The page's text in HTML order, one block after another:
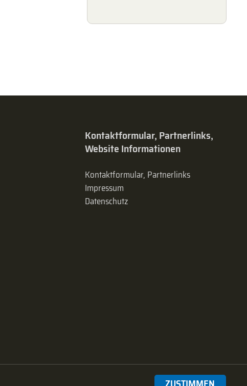
Kontaktformular, Partnerlinks,
Website Informationen
Kontaktformular, Partnerlinks
Impressum
Datenschutz